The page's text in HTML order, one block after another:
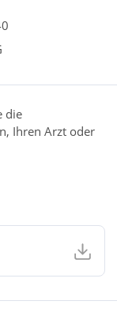
die
Ihren Arzt oder